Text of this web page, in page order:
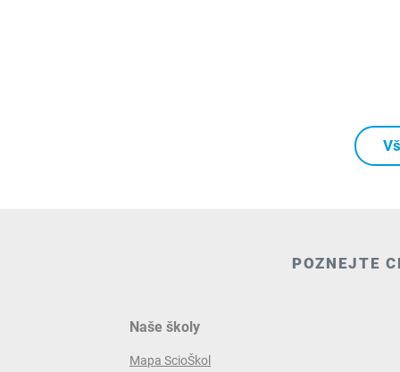
POZNEJTE
Naše školy
Mapa ScioŠkol